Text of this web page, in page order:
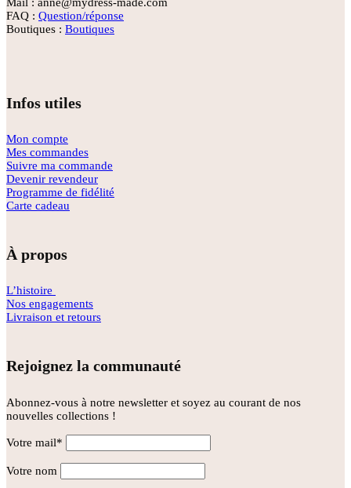
FAQ : Question/réponse
Boutiques : Boutiques
Infos utiles
Mon compte
Mes commandes
Suivre ma commande
Devenir revendeur
Programme de fidélité
Carte cadeau
À propos
L’histoire
Nos engagements
Livraison et retours
Rejoignez la communauté
Abonnez-vous à notre newsletter et soyez au courant de nos
nouvelles collections !
Votre mail*
Votre nom